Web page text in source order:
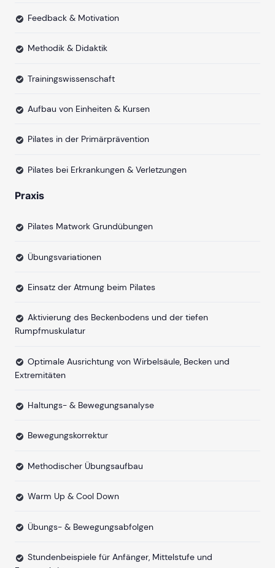
Feedback & Motivation
Methodik & Didaktik
Trainingswissenschaft
Aufbau von Einheiten & Kursen
Pilates in der Primärprävention
Pilates bei Erkrankungen & Verletzungen
Praxis
Pilates Matwork Grundübungen
Übungsvariationen
Einsatz der Atmung beim Pilates
Aktivierung des Beckenbodens und der tiefen
Rumpfmuskulatur
Optimale Ausrichtung von Wirbelsäule, Becken und
Extremitäten
Haltungs- & Bewegungsanalyse
Bewegungskorrektur
Methodischer Übungsaufbau
Warm Up & Cool Down
Übungs- & Bewegungsabfolgen
Stundenbeispiele für Anfänger, Mittelstufe und